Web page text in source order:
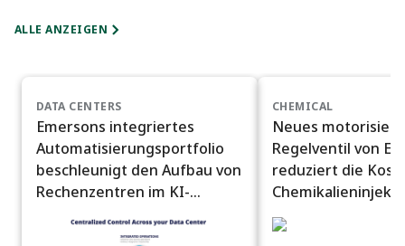
ALLE ANZEIGEN
DATA CENTERS
Emersons integriertes
Automatisierungsportfolio
beschleunigt den Aufbau von
Rechenzentren im KI-
CHEMICAL
Neues
Regelventil von
reduziert die
Offshore-
Raffinerien